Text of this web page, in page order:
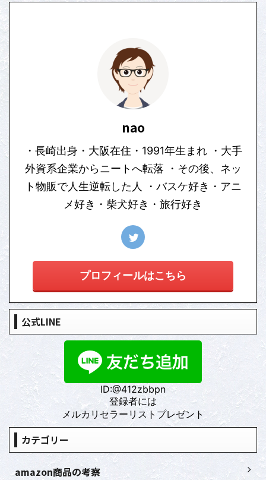
nao
・長崎出身・大阪在住・1991年生まれ ・大手
外資系企業からニートへ転落 ・その後、ネッ
ト物販で人生逆転した人 ・バスケ好き・アニ
メ好き・柴犬好き・旅行好き
プロフィールはこちら
公式LINE
ID:@412zbbpn
登録者には
メルカリセラーリストプレゼント
カテゴリー
amazon商品の考察